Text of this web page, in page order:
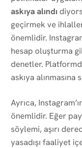
askıya alındı
geçirmek ve
önemlidir.
hesap oluşturma
denetler.
askıya
Ayrıca,
önemlidir. Eğer
söylemi, aşırı
yasadışı faaliyet